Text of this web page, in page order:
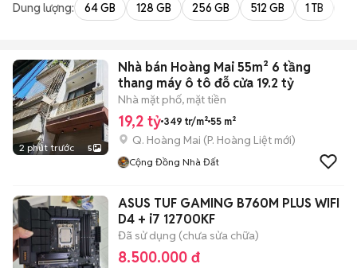
Dung lượng: 64 GB 128 GB 256 GB 512 GB 1 TB
2 phút trước 5
Nhà bán Hoàng Mai 55m² 6 tầng
thang máy ô tô đỗ cửa 19.2 tỷ
Nhà mặt phố, mặt tiền
19,2 tỷ 349 tr/m² 55 m²
Q. Hoàng Mai (P. Hoàng Liệt mới)
Cộng Đồng Nhà Đất
ASUS TUF GAMING B760M PLUS WIFI
D4 + i7 12700KF
Đã sử dụng (chưa sửa chữa)
8.500.000 đ